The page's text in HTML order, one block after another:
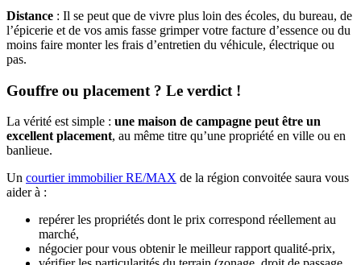
Distance : Il se peut que de vivre plus loin des écoles, du bureau, de
l’épicerie et de vos amis fasse grimper votre facture d’essence ou du
moins faire monter les frais d’entretien du véhicule, électrique ou
pas.
Gouffre ou placement ? Le verdict !
La vérité est simple : une maison de campagne peut être un
excellent placement, au même titre qu’une propriété en ville ou en
banlieue.
Un courtier immobilier RE/MAX de la région convoitée saura vous
aider à :
repérer les propriétés dont le prix correspond réellement au
marché,
négocier pour vous obtenir le meilleur rapport qualité-prix,